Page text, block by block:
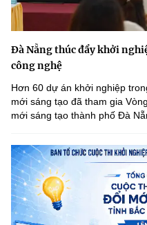
Đà Nẵng thúc đẩy khởi
công nghệ
Hơn 60 dự án khởi nghiệp
mới sáng tạo đã tham gia
mới sáng tạo thành phố Đà